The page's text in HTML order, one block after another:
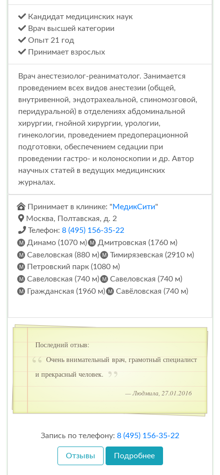
Кандидат медицинских наук
Врач высшей категории
Опыт 21 год
Принимает взрослых
Врач анестезиолог-реаниматолог. Занимается
проведением всех видов анестезии (общей,
внутривенной, эндотрахеальной, спиномозговой,
перидуральной) в отделениях абдоминальной
хирургии, гнойной хирургии, урологии,
гинекологии, проведением предоперационной
подготовки, обеспечением седации при
проведении гастро- и колоноскопии и др. Автор
научных статей в ведущих медицинских
журналах.
Принимает в клинике: "МедикСити"
Москва, Полтавская, д. 2
Телефон: 8 (495) 156-35-22
Динамо (1070 м)
Дмитровская (1760 м)
Савеловская (880 м)
Тимирязевская (2910 м)
Петровский парк (1080 м)
Савеловская (740 м)
Савеловская (740 м)
Гражданская (1960 м)
Савёловская (740 м)
Последний отзыв:
Очень внимательный врач, грамотный специалист
и прекрасный человек.
— Людмила, 27.01.2016
Запись по телефону: 8 (495) 156-35-22
Отзывы Подробнее